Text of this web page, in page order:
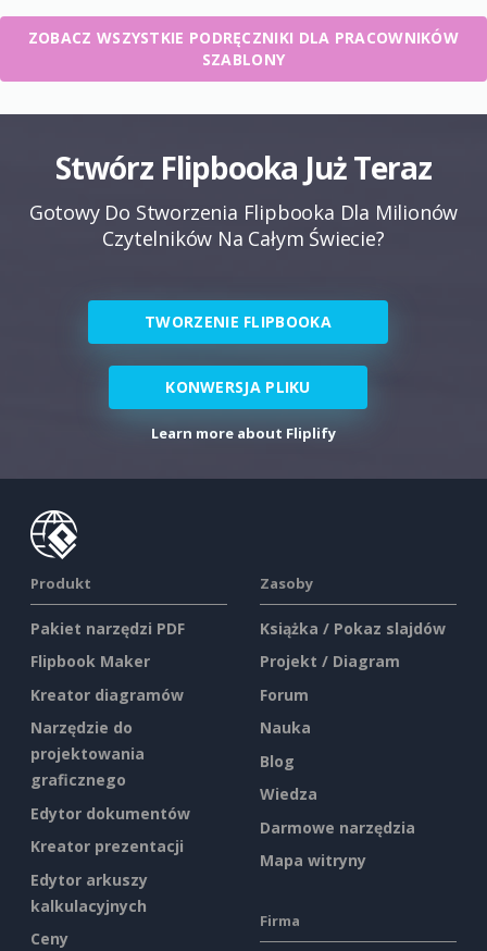
ZOBACZ WSZYSTKIE PODRĘCZNIKI DLA PRACOWNIKÓW
SZABLONY
Stwórz Flipbooka Już Teraz
Gotowy Do Stworzenia Flipbooka Dla Milionów
Czytelników Na Całym Świecie?
TWORZENIE FLIPBOOKA
KONWERSJA PLIKU
Learn more about Fliplify
Produkt
Pakiet narzędzi PDF
Flipbook Maker
Kreator diagramów
Narzędzie do
projektowania
graficznego
Edytor dokumentów
Kreator prezentacji
Edytor arkuszy
kalkulacyjnych
Ceny
Zasoby
Książka / Pokaz slajdów
Projekt / Diagram
Forum
Nauka
Blog
Wiedza
Darmowe narzędzia
Mapa witryny
Firma